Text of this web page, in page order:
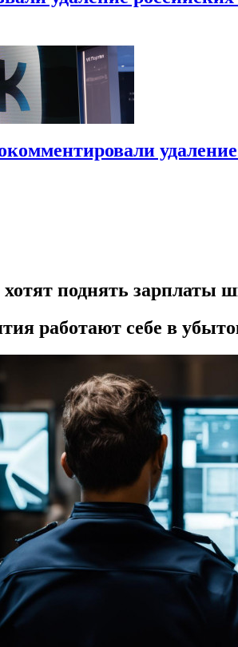
хотят поднять
работают себе в